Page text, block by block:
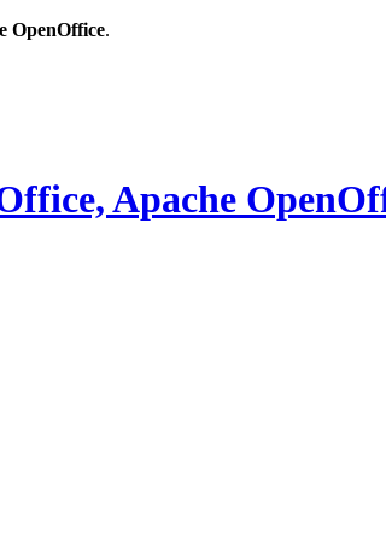
OpenOffice.
Apache